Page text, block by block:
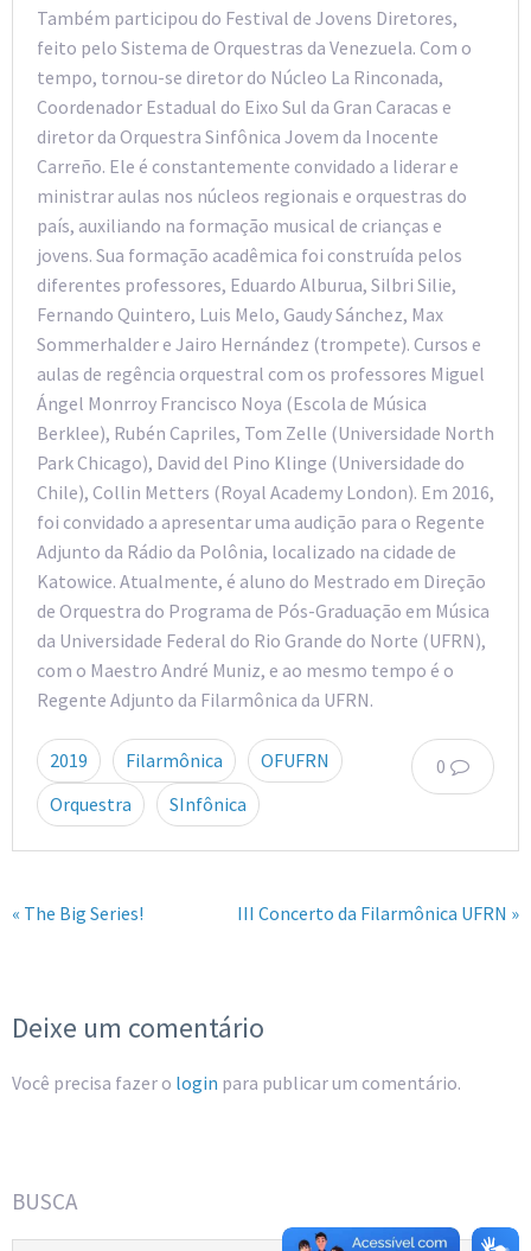
Também participou do Festival de Jovens Diretores,
feito pelo Sistema de Orquestras da Venezuela. Com o
tempo, tornou-se diretor do Núcleo La Rinconada,
Coordenador Estadual do Eixo Sul da Gran Caracas e
diretor da Orquestra Sinfônica Jovem da Inocente
Carreño. Ele é constantemente convidado a liderar e
ministrar aulas nos núcleos regionais e orquestras do
país, auxiliando na formação musical de crianças e
jovens. Sua formação acadêmica foi construída pelos
diferentes professores, Eduardo Alburua, Silbri Silie,
Fernando Quintero, Luis Melo, Gaudy Sánchez, Max
Sommerhalder e Jairo Hernández (trompete). Cursos e
aulas de regência orquestral com os professores Miguel
Ángel Monrroy Francisco Noya (Escola de Música
Berklee), Rubén Capriles, Tom Zelle (Universidade North
Park Chicago), David del Pino Klinge (Universidade do
Chile), Collin Metters (Royal Academy London). Em 2016,
foi convidado a apresentar uma audição para o Regente
Adjunto da Rádio da Polônia, localizado na cidade de
Katowice. Atualmente, é aluno do Mestrado em Direção
de Orquestra do Programa de Pós-Graduação em Música
da Universidade Federal do Rio Grande do Norte (UFRN),
com o Maestro André Muniz, e ao mesmo tempo é o
Regente Adjunto da Filarmônica da UFRN.
0
2019 Filarmônica
OFUFRN
Orquestra
SInfônica
« The Big Series! III Concerto da Filarmônica UFRN »
Deixe um comentário
Você precisa fazer o login para publicar um comentário.
BUSCA